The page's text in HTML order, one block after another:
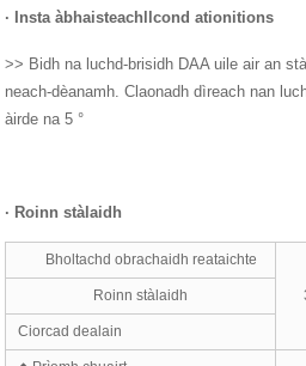
· Insta àbhaisteach llcond ationitions
>> Bidh na luchd-brisidh DAA uile air an
neach-dèanamh. Claonadh dìreach nan
àirde na 5 °
· Roinn stàlaidh
Bholtachd obrachaidh reataichte
Roinn stàlaidh
Ciorcad dealain